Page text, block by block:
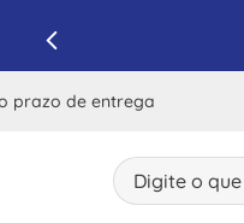
prazo de entrega
Digite o que